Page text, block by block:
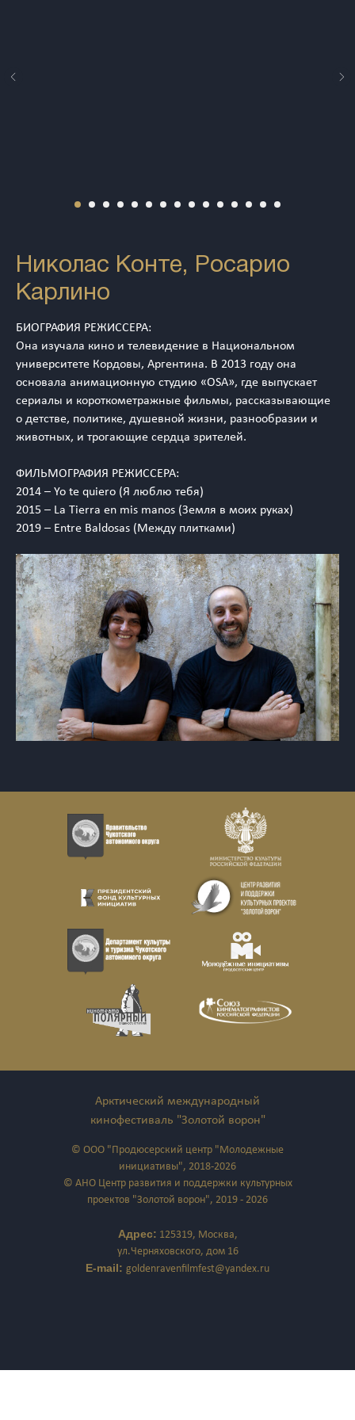
Николас Конте, Росарио
Карлино
БИОГРАФИЯ РЕЖИССЕРА:
Она изучала кино и телевидение в Национальном
университете Кордовы, Аргентина. В 2013 году она
основала анимационную студию «OSA», где выпускает
сериалы и короткометражные фильмы, рассказывающие
о детстве, политике, душевной жизни, разнообразии и
животных, и трогающие сердца зрителей.
ФИЛЬМОГРАФИЯ РЕЖИССЕРА:
2014 – Yo te quiero (Я люблю тебя)
2015 – La Tierra en mis manos (Земля в моих руках)
2019 – Entre Baldosas (Между плитками)
Арктический международный
кинофестиваль "Золотой ворон"
Адрес: 125319, Москва,
ул.Черняховского, дом 16
E-mail: goldenravenfilmfest@yandex.ru
© ООО "Продюсерский центр "Молодежные
инициативы", 2018-2026
© АНО Центр развития и поддержки культурных
проектов "Золотой ворон", 2019 - 2026